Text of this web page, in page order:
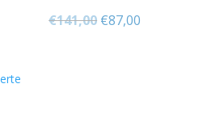
€141,00 Il
€87,00